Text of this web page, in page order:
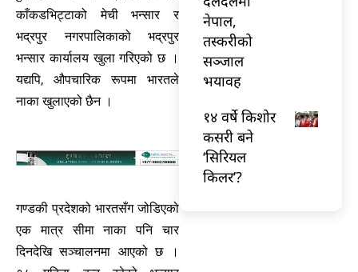
काँकडभिट्टाको मेची भन्सार र
भद्रपुर नगरपालिकाको भद्रपुर
भन्सार कार्यालय खुला गरिएको छ ।
यद्यपि, औपचारिक रूपमा भारतले
नाका खुलाएको छैन ।
गण्डकी प्रदेशको भारतसँग जोडिएको
एक मात्र सीमा नाका पनि चार
दिनदेखि सञ्चालनमा आएको छ ।
नेपाल,
तस्करीको
सञ्जाल
भयावह
१४ वर्षे किशोर
कसरी बने
‘सिरियल
किलर’?